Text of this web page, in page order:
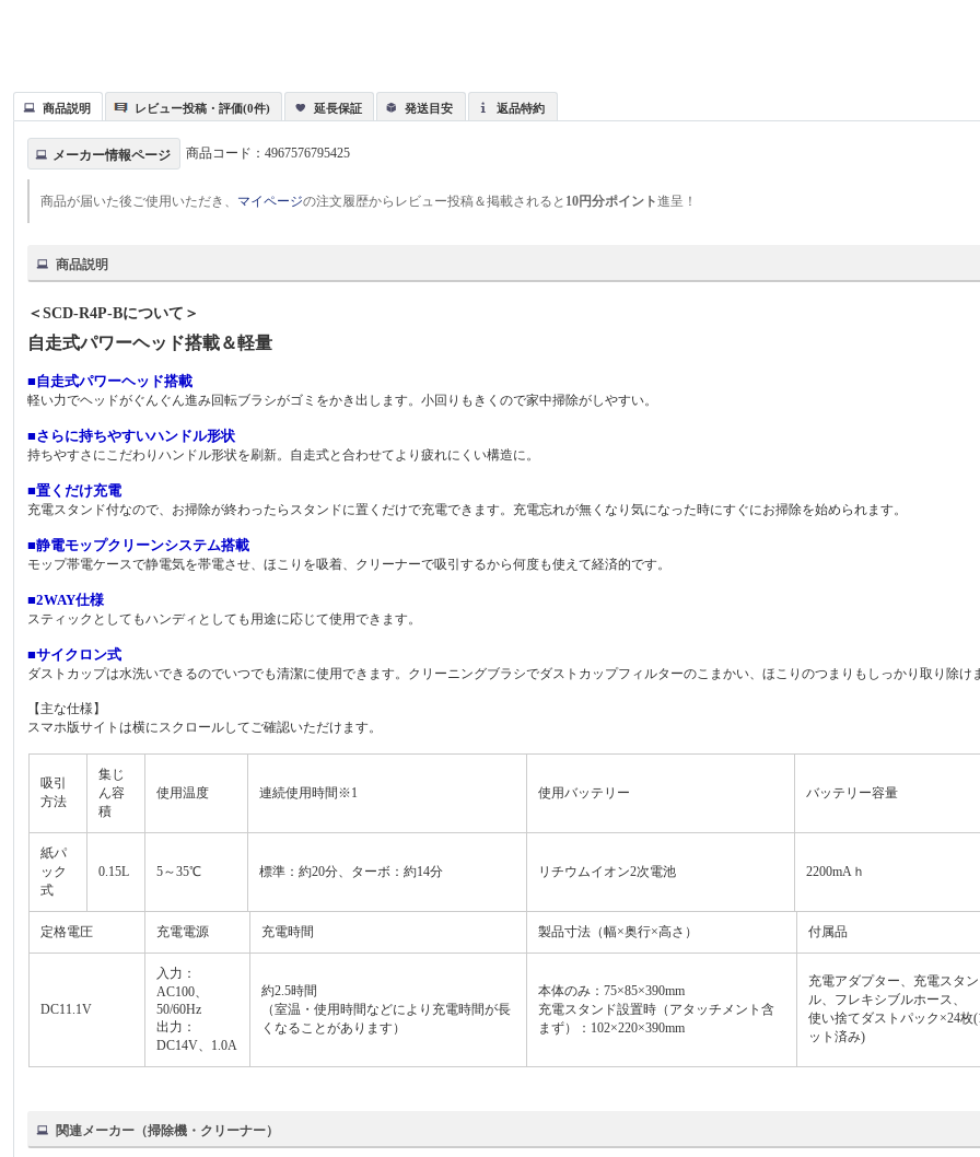
商品説明 レビュー投稿・評価(0件) 延長保証 発送目安 返品特約
メーカー情報ページ 商品コード：4967576795425
商品が届いた後ご使用いただき、 マイページの注文履歴からレビュー投稿＆掲載されると 10円分ポイント進呈！
商品説明
＜SCD-R4P-Bについて＞
自走式パワーヘッド搭載＆軽量
■自走式パワーヘッド搭載
軽い力でヘッドがぐんぐん進み回転ブラシがゴミをかき出します。小回りもきくので家中掃除がしやすい。
■さらに持ちやすいハンドル形状
持ちやすさにこだわりハンドル形状を刷新。自走式と合わせてより疲れにくい構造に。
■置くだけ充電
充電スタンド付なので、お掃除が終わったらスタンドに置くだけで充電できます。充電忘れが無くなり気になった時にすぐにお掃除を始められます。
■静電モップクリーンシステム搭載
モップ帯電ケースで静電気を帯電させ、ほこりを吸着、クリーナーで吸引するから何度も使えて経済的です。
■2WAY仕様
スティックとしてもハンディとしても用途に応じて使用できます。
■サイクロン式
ダストカップは水洗いできるのでいつでも清潔に使用できます。クリーニングブラシでダストカップフィルターのこまかい、ほこりのつまりもしっかり取り除け
【主な仕様】
スマホ版サイトは横にスクロールしてご確認いただけます。
吸引
方法
集じ
ん容
積
使用温度 連続使用時間※1 使用バッテリー バッテリー容量
紙パ
ック
式
0.15L 5～35℃ 標準：約20分、ターボ：約14分 リチウムイオン2次電池 2200mAｈ
定格電圧 充電電源 充電時間 製品寸法（幅×奥行×高さ） 付属品
DC11.1V
入力：
AC100、
50/60Hz
出力：
DC14V、1.0A
約2.5時間
（室温・使用時間などにより充電時間が長
くなることがあります）
本体のみ：75×85×390mm
充電スタンド設置時（アタッチメント含
まず）：102×220×390mm
充電アダプター、充電スタ
ル、フレキシブルホース、
使い捨てダストパック×24枚
ット済み)
関連メーカー（掃除機・クリーナー）